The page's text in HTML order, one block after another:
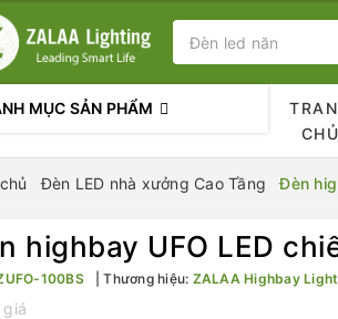
MỤC SẢN PHẨM
Đèn LED nhà xưởng Cao Tầng Đèn
highbay UFO LED
100BS Thương hiệu: ZALAA Highbay